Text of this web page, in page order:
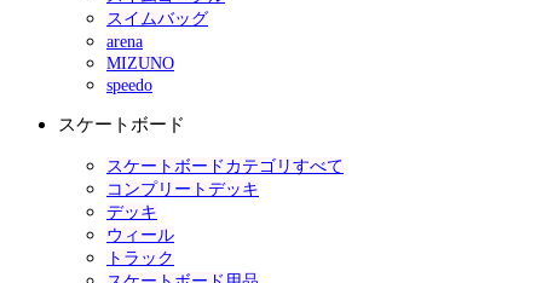
スイムバッグ
arena
MIZUNO
speedo
スケートボード
スケートボードカテゴリすべて
コンプリートデッキ
デッキ
ウィール
トラック